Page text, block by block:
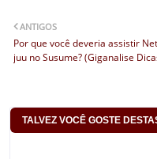
ANTIGOS
Por que você deveria assistir
juu no Susume? (Giganalise
TALVEZ VOCÊ GOSTE